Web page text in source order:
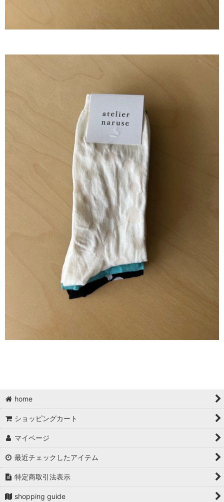
home
ショッピングカート
マイページ
最近チェックしたアイテム
特定商取引法表示
shopping guide